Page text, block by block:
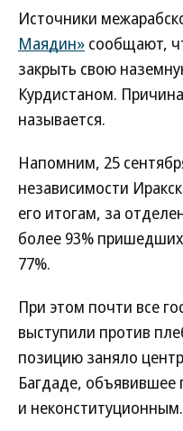
Источники
Маядин» сообщают,
закрыть свою
Курдистаном.
называется.
Напомним, 25
независимости
его итогам, за
более 93% пришедших
77%.
При этом почти все
выступили против
позицию заняло
Багдаде, объявившее
и неконституционным.